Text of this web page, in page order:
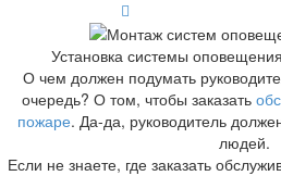
Установка системы
О чем должен подумать
очередь? О том, чтобы заказать
пожаре. Да-да, руководитель
людей.
Если не знаете, где заказать